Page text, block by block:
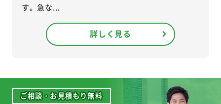
す。急な...
詳しく見る
ご相談・お見積もり無料